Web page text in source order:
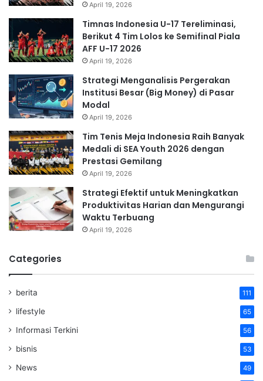
April 19, 2026
Timnas Indonesia U-17 Tereliminasi,
Berikut 4 Tim Lolos ke Semifinal Piala
AFF U-17 2026
April 19, 2026
Strategi Menganalisis Pergerakan
Institusi Besar (Big Money) di Pasar
Modal
April 19, 2026
Tim Tenis Meja Indonesia Raih Banyak
Medali di SEA Youth 2026 dengan
Prestasi Gemilang
April 19, 2026
Strategi Efektif untuk Meningkatkan
Produktivitas Harian dan Mengurangi
Waktu Terbuang
April 19, 2026
Categories
berita 111
lifestyle 65
Informasi Terkini 56
bisnis 53
News 49